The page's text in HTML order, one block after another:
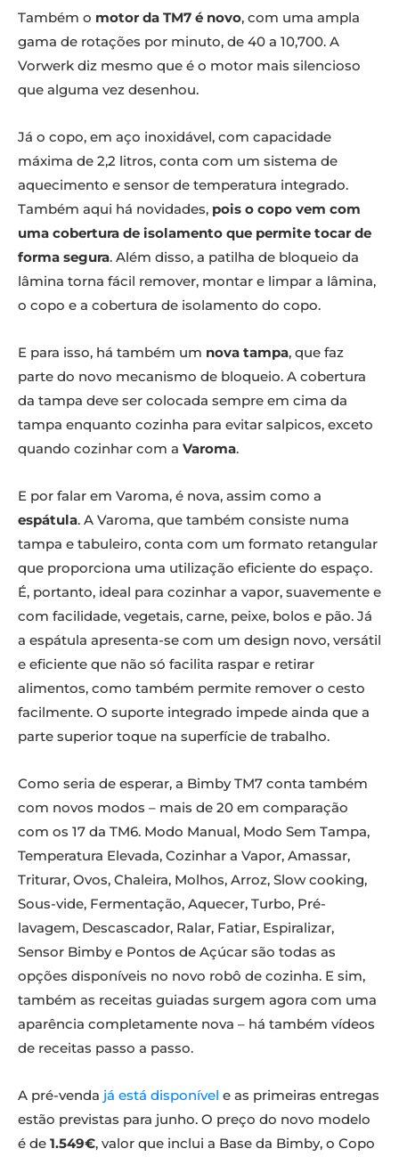
Também o motor da TM7 é novo, com uma ampla
gama de rotações por minuto, de 40 a 10,700. A
Vorwerk diz mesmo que é o motor mais silencioso
que alguma vez desenhou.
Já o copo, em aço inoxidável, com capacidade
máxima de 2,2 litros, conta com um sistema de
aquecimento e sensor de temperatura integrado.
Também aqui há novidades, pois o copo vem com
uma cobertura de isolamento que permite tocar de
forma segura. Além disso, a patilha de bloqueio da
lâmina torna fácil remover, montar e limpar a lâmina,
o copo e a cobertura de isolamento do copo.
E para isso, há também um nova tampa, que faz
parte do novo mecanismo de bloqueio. A cobertura
da tampa deve ser colocada sempre em cima da
tampa enquanto cozinha para evitar salpicos, exceto
quando cozinhar com a Varoma.
E por falar em Varoma, é nova, assim como a
espátula. A Varoma, que também consiste numa
tampa e tabuleiro, conta com um formato retangular
que proporciona uma utilização eficiente do espaço.
É, portanto, ideal para cozinhar a vapor, suavemente e
com facilidade, vegetais, carne, peixe, bolos e pão. Já
a espátula apresenta-se com um design novo, versátil
e eficiente que não só facilita raspar e retirar
alimentos, como também permite remover o cesto
facilmente. O suporte integrado impede ainda que a
parte superior toque na superfície de trabalho.
Como seria de esperar, a Bimby TM7 conta também
com novos modos – mais de 20 em comparação
com os 17 da TM6. Modo Manual, Modo Sem Tampa,
Temperatura Elevada, Cozinhar a Vapor, Amassar,
Triturar, Ovos, Chaleira, Molhos, Arroz, Slow cooking,
Sous-vide, Fermentação, Aquecer, Turbo, Pré-
lavagem, Descascador, Ralar, Fatiar, Espiralizar,
Sensor Bimby e Pontos de Açúcar são todas as
opções disponíveis no novo robô de cozinha. E sim,
também as receitas guiadas surgem agora com uma
aparência completamente nova – há também vídeos
de receitas passo a passo.
A pré-venda já está disponível e as primeiras entregas
estão previstas para junho. O preço do novo modelo
é de 1.549€, valor que inclui a Base da Bimby, o Copo